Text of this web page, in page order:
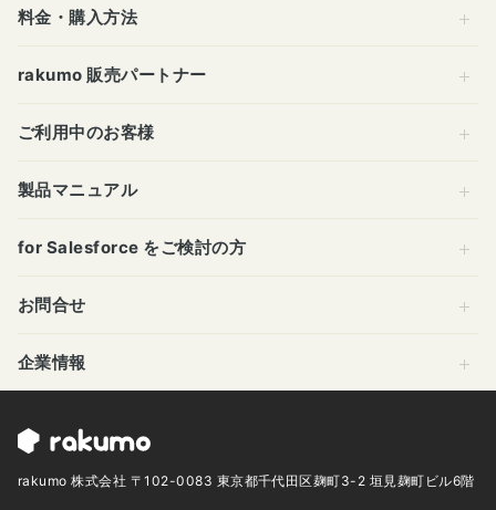
料金・購入方法
rakumo 販売パートナー
ご利用中のお客様
製品マニュアル
for Salesforce をご検討の方
お問合せ
企業情報
rakumo 株式会社 〒102-0083 東京都千代田区麹町3-2 垣見麹町ビル6階